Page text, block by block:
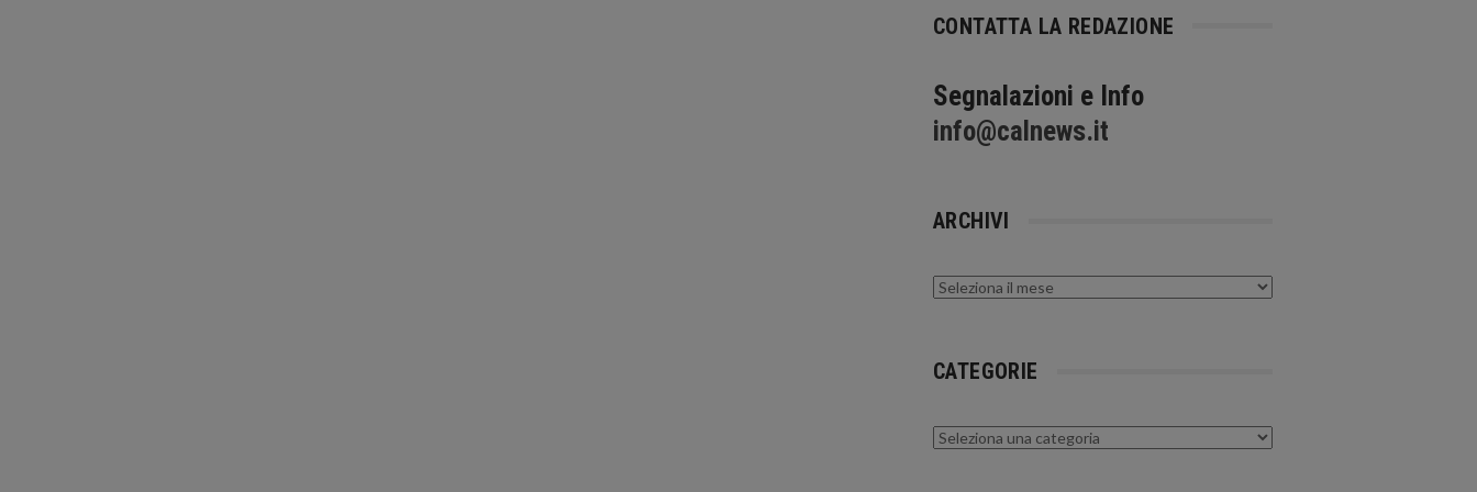
CONTATTA LA REDAZIONE
Segnalazioni e Info
info@calnews.it
ARCHIVI
Archivi
CATEGORIE
Categorie